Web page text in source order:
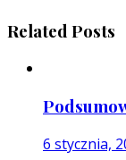
Related Posts
6 stycznia,